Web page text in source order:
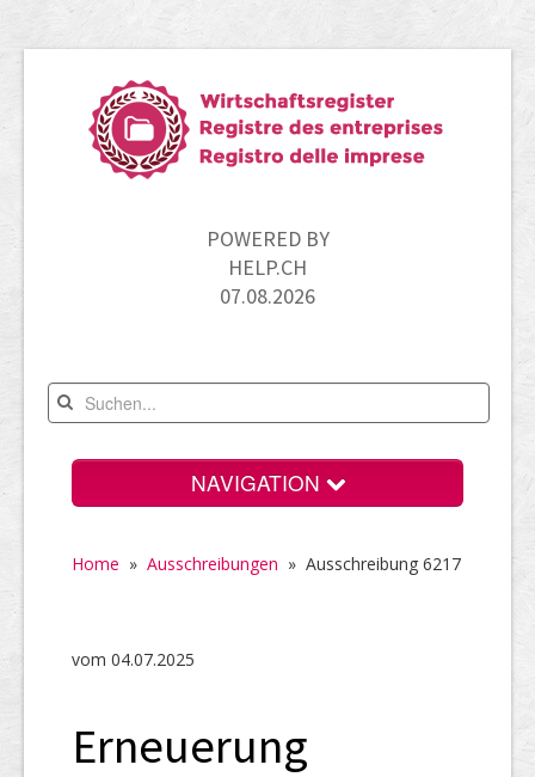
POWERED BY
HELP.CH
07.08.2026
NAVIGATION
UID-Register
Home » Ausschreibungen » Ausschreibung 6217
vom 04.07.2025
Erneuerung